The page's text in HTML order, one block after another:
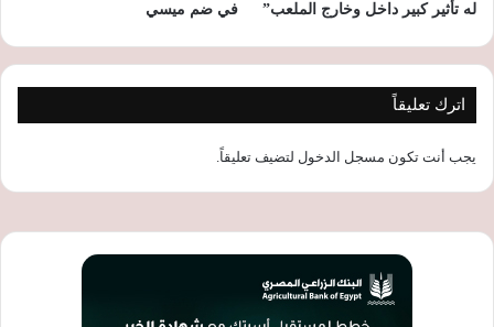
له تأثير كبير داخل وخارج الملعب”
في ضم ميسي
اترك تعليقاً
يجب أنت تكون مسجل الدخول لتضيف تعليقاً.